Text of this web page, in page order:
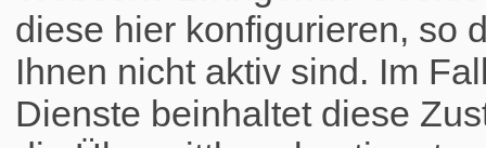
diese hier konfigurieren, so
Ihnen nicht aktiv sind. Im
Dienste beinhaltet diese